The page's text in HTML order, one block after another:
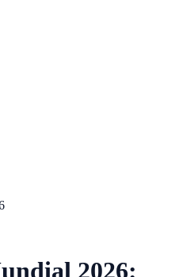
2026: